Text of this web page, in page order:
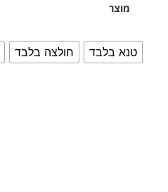
מוצר
טנא בלבד חולצה בלבד